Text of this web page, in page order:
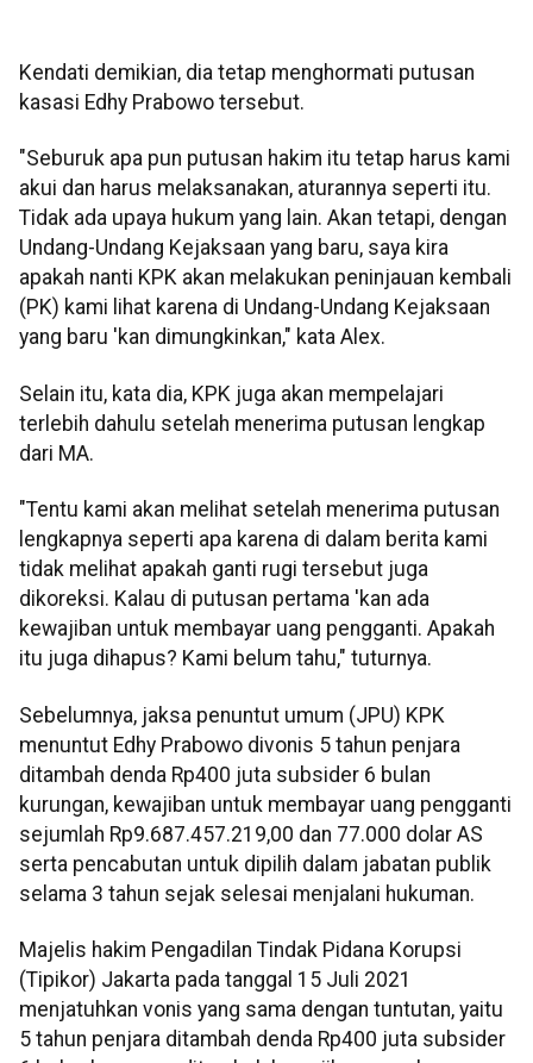
Kendati demikian, dia tetap menghormati putusan
kasasi Edhy Prabowo tersebut.
"Seburuk apa pun putusan hakim itu tetap harus kami
akui dan harus melaksanakan, aturannya seperti itu.
Tidak ada upaya hukum yang lain. Akan tetapi, dengan
Undang-Undang Kejaksaan yang baru, saya kira
apakah nanti KPK akan melakukan peninjauan kembali
(PK) kami lihat karena di Undang-Undang Kejaksaan
yang baru 'kan dimungkinkan," kata Alex.
Selain itu, kata dia, KPK juga akan mempelajari
terlebih dahulu setelah menerima putusan lengkap
dari MA.
"Tentu kami akan melihat setelah menerima putusan
lengkapnya seperti apa karena di dalam berita kami
tidak melihat apakah ganti rugi tersebut juga
dikoreksi. Kalau di putusan pertama 'kan ada
kewajiban untuk membayar uang pengganti. Apakah
itu juga dihapus? Kami belum tahu," tuturnya.
Sebelumnya, jaksa penuntut umum (JPU) KPK
menuntut Edhy Prabowo divonis 5 tahun penjara
ditambah denda Rp400 juta subsider 6 bulan
kurungan, kewajiban untuk membayar uang pengganti
sejumlah Rp9.687.457.219,00 dan 77.000 dolar AS
serta pencabutan untuk dipilih dalam jabatan publik
selama 3 tahun sejak selesai menjalani hukuman.
Majelis hakim Pengadilan Tindak Pidana Korupsi
(Tipikor) Jakarta pada tanggal 15 Juli 2021
menjatuhkan vonis yang sama dengan tuntutan, yaitu
5 tahun penjara ditambah denda Rp400 juta subsider